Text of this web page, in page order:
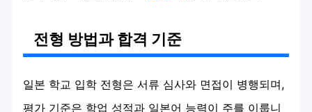
전형 방법과 합격 기준
일본 학교 입학 전형은 서류 심사와 면접이 병행되며,
평가 기준은 학업 성적과 일본어 능력이 주를 이룹니